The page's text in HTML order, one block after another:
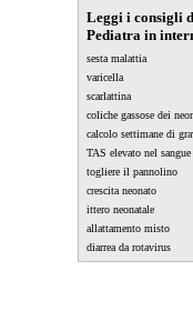
Leggi i consigli
Pediatra in
sesta malattia
varicella
scarlattina
coliche gassose dei
calcolo settimane di
TAS elevato nel sangue
togliere il pannolino
crescita neonato
ittero neonatale
allattamento misto
diarrea da rotavirus